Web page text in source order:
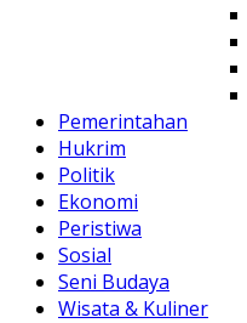
Pemerintahan
Hukrim
Politik
Ekonomi
Peristiwa
Sosial
Seni Budaya
Wisata & Kuliner